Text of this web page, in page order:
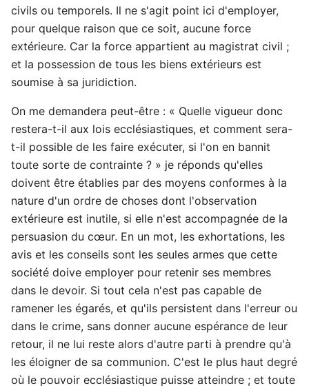
civils ou temporels. Il ne s'agit point ici d'employer,
pour quelque raison que ce soit, aucune force
extérieure. Car la force appartient au magistrat civil ;
et la possession de tous les biens extérieurs est
soumise à sa juridiction.
On me demandera peut-être : « Quelle vigueur donc
restera-t-il aux lois ecclésiastiques, et comment sera-
t-il possible de les faire exécuter, si l'on en bannit
toute sorte de contrainte ? » je réponds qu'elles
doivent être établies par des moyens conformes à la
nature d'un ordre de choses dont l'observation
extérieure est inutile, si elle n'est accompagnée de la
persuasion du cœur. En un mot, les exhortations, les
avis et les conseils sont les seules armes que cette
société doive employer pour retenir ses membres
dans le devoir. Si tout cela n'est pas capable de
ramener les égarés, et qu'ils persistent dans l'erreur ou
dans le crime, sans donner aucune espérance de leur
retour, il ne lui reste alors d'autre parti à prendre qu'à
les éloigner de sa communion. C'est le plus haut degré
où le pouvoir ecclésiastique puisse atteindre ; et toute